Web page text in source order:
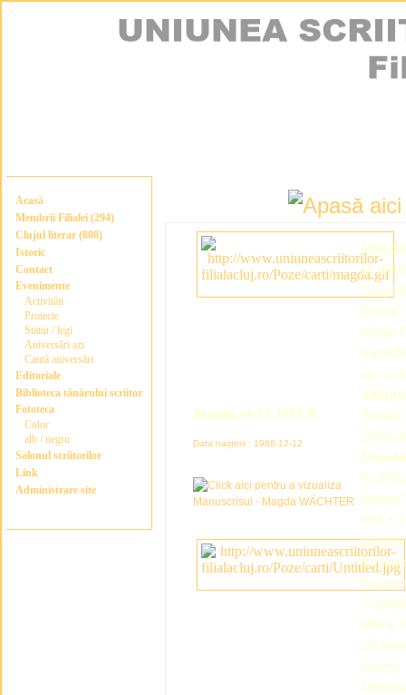
Acasă
Membrii Filialei (294)
Clujul literar (808)
Istoric
Contact
Evenimente
Activități
Proiecte
Statut / legi
Aniversări azi
Caută aniversări
Editoriale
Biblioteca tânărului scriitor
Fototeca
Color
alb / negru
Salonul scriitorilor
Link
Administrare site
Magda WÄCHTER
Data nașterii : 1968-12-12
la
Cluj-
secția
pp.
Cărții
în 2000
Adrian
858 +
Milea,
Istrate,